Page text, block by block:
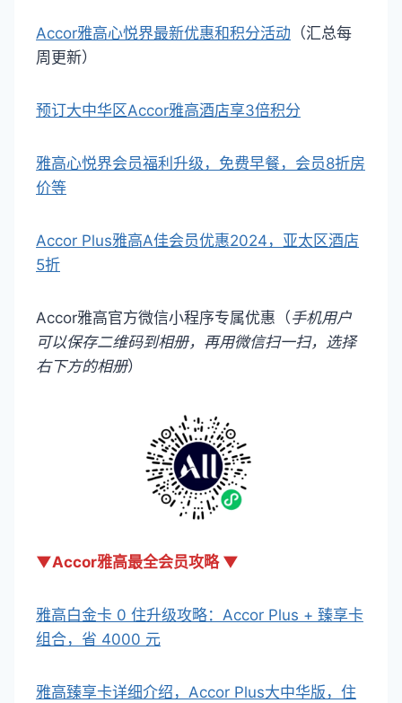
Accor雅高心悦界最新优惠和积分活动 （汇总每
周更新）
预订大中华区Accor雅高酒店享3倍积分
雅高心悦界会员福利升级，免费早餐，会员8折房
价等
Accor Plus雅高A佳会员优惠2024，亚太区酒店
5折
Accor雅高官方微信小程序专属优惠（手机用户
可以保存二维码到相册，再用微信扫一扫，选择
右下方的相册）
▼Accor雅高最全会员攻略 ▼
雅高白金卡 0 住升级攻略：Accor Plus + 臻享卡
组合，省 4000 元
雅高臻享卡详细介绍，Accor Plus大中华版，住